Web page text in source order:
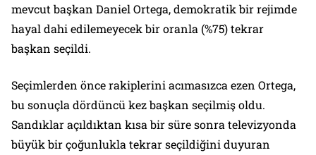
mevcut başkan Daniel Ortega, demokratik bir rejimde
hayal dahi edilemeyecek bir oranla (%75) tekrar
başkan seçildi.
Seçimlerden önce rakiplerini acımasızca ezen Ortega,
bu sonuçla dördüncü kez başkan seçilmiş oldu.
Sandıklar açıldıktan kısa bir süre sonra televizyonda
büyük bir çoğunlukla tekrar seçildiğini duyuran